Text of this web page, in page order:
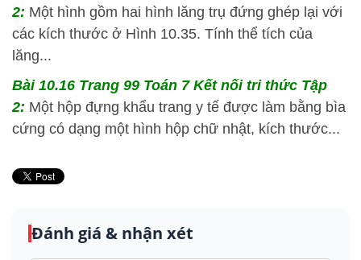
2: Một hình gồm hai hình lăng trụ đứng ghép lại với
các kích thước ở Hình 10.35. Tính thể tích của
lăng...
Bài 10.16 Trang 99 Toán 7 Kết nối tri thức Tập
2: Một hộp đựng khẩu trang y tế được làm bằng bìa
cứng có dạng một hình hộp chữ nhật, kích thước...
Đánh giá & nhận xét